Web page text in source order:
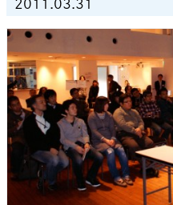
2011.03.31